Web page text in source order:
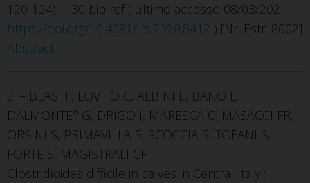
120-124). – 30 bib ref ( ultimo accesso 08/03/2021
https://doi.org/10.4081/ijfs.2020.8412 ) [Nr. Estr. 8602]
Abstract
2. – BLASI F, LOVITO C, ALBINI E, BANO L,
DALMONTE° G, DRIGO I, MARESCA C, MASACCI FR,
ORSINI S, PRIMAVILLA S, SCOCCIA S, TOFANI S,
FORTE S, MAGISTRALI CF
Clostridioides difficile in calves in Central Italy :